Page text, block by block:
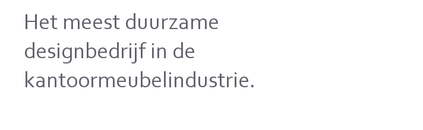
Het meest duurzame
designbedrijf in de
kantoormeubelindustrie.